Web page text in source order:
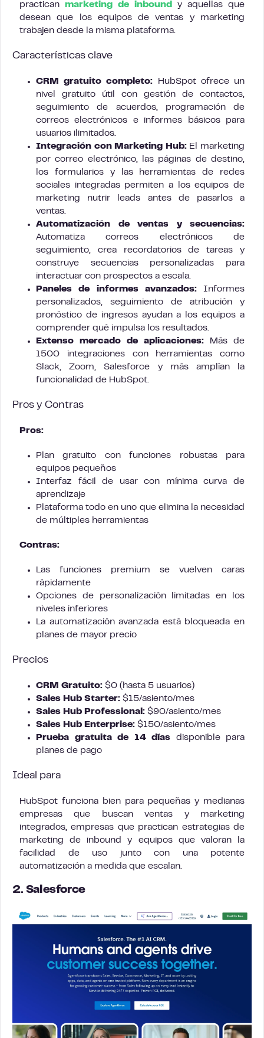
practican marketing de inbound
y aquellas que
desean que los equipos de ventas y marketing
trabajen desde la misma plataforma.
Características clave
CRM gratuito completo: HubSpot ofrece un
nivel gratuito útil con gestión de contactos,
seguimiento de acuerdos, programación de
correos electrónicos e informes básicos para
usuarios ilimitados.
Integración con Marketing Hub:El marketing
por correo electrónico, las páginas de destino,
los formularios y las herramientas de redes
sociales integradas permiten a los equipos de
marketing nutrir leads antes de pasarlos a
ventas.
Automatización de ventas y secuencias:
Automatiza correos electrónicos de
seguimiento, crea recordatorios de tareas y
construye secuencias personalizadas para
interactuar con prospectos a escala.
Paneles de informes avanzados:Informes
personalizados, seguimiento de atribución y
pronóstico de ingresos ayudan a los equipos a
comprender qué impulsa los resultados.
Extenso mercado de aplicaciones: Más de
1500 integraciones con herramientas como
Slack, Zoom, Salesforce y más amplían la
funcionalidad de HubSpot.
Pros y Contras
Pros:
Plan gratuito con funciones robustas para
equipos pequeños
Interfaz fácil de usar con mínima curva de
aprendizaje
Plataforma todo en uno que elimina la necesidad
de múltiples herramientas
Contras:
Las funciones premium se vuelven caras
rápidamente
Opciones de personalización limitadas en los
niveles inferiores
La automatización avanzada está bloqueada en
planes de mayor precio
Precios
CRM Gratuito: $0 (hasta 5 usuarios)
Sales Hub Starter: $15/asiento/mes
Sales Hub Professional: $90/asiento/mes
Sales Hub Enterprise: $150/asiento/mes
Prueba gratuita de 14 días disponible para
planes de pago
Ideal para
HubSpot funciona bien para pequeñas y medianas
empresas que buscan ventas y marketing
integrados, empresas que practican estrategias de
marketing de inbound y equipos que valoran la
facilidad de uso junto con una potente
automatización a medida que escalan.
2. Salesforce